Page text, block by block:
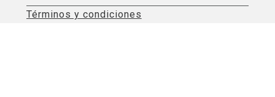
Términos y condiciones